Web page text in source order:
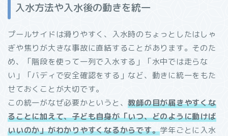
入水方法や入水後の動きを統一
プールサイドは滑りやすく、入水時のちょっとしたはしゃ
ぎや焦りが大きな事故に直結することがあります。そのた
め、「階段を使って一列で入水する」「水中では走らな
い」「バディで安全確認をする」など、動きに統一をもた
せておくことが大切です。
この統一がなぜ必要かというと、教師の目が届きやすくな
ることに加えて、子ども自身が「いつ、どのように動けば
いいのか」がわかりやすくなるからです。学年ごとに入水